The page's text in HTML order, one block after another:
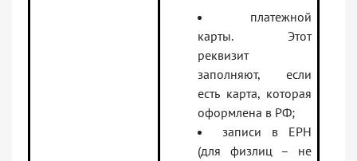
платежной
карты. Этот
реквизит
заполняют, если
есть карта, которая
оформлена в РФ;
записи в ЕРН
(для физлиц – не